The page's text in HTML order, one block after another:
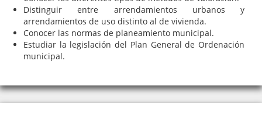
Distinguir entre arrendamientos urbanos y
arrendamientos de uso distinto al de vivienda.
Conocer las normas de planeamiento municipal.
Estudiar la legislación del Plan General de Ordenación
municipal.